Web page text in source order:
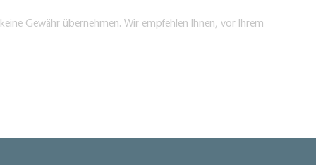
Gewähr übernehmen. Wir empfehlen Ihnen, vor Ihrem